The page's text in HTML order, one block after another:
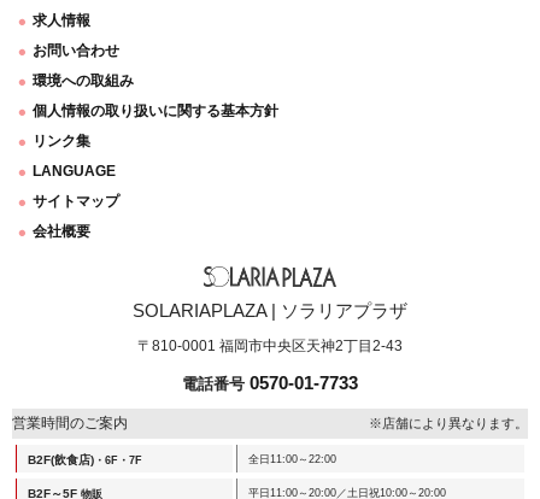
求人情報
お問い合わせ
環境への取組み
個人情報の取り扱いに関する基本方針
リンク集
LANGUAGE
サイトマップ
会社概要
SOLARIAPLAZA | ソラリアプラザ
〒810-0001 福岡市中央区天神2丁目2-43
電話番号 0570-01-7733
※店舗により異なります。
営業時間のご案内
B2F(飲食店) ・6F・7F 全日11:00～22:00
B2F～5F 物販 平日11:00～20:00／土日祝10:00～20:00